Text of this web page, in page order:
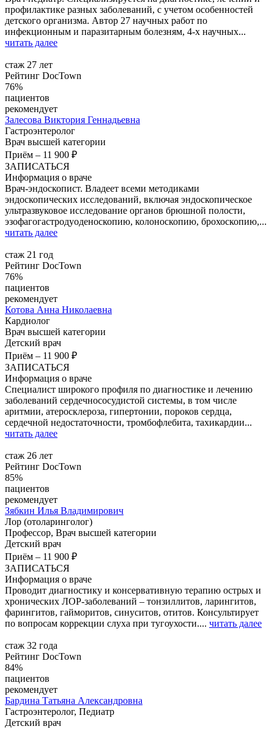
профилактике разных заболеваний, с учетом особенностей
детского организма. Автор 27 научных работ по
инфекционным и паразитарным болезням, 4-х научных...
читать далее
стаж 27 лет
Рейтинг DocTown
76%
пациентов
рекомендует
Залесова Виктория Геннадьевна
Гастроэнтеролог
Врач высшей категории
Приём – 11 900 ₽
ЗАПИСАТЬСЯ
Информация о враче
Врач-эндоскопист. Владеет всеми методиками
эндоскопических исследований, включая эндоскопическое
ультразвуковое исследование органов брюшной полости,
эзофагогастродуоденоскопию, колоноскопию, брохоскопию,...
читать далее
стаж 21 год
Рейтинг DocTown
76%
пациентов
рекомендует
Котова Анна Николаевна
Кардиолог
Врач высшей категории
Детский врач
Приём – 11 900 ₽
ЗАПИСАТЬСЯ
Информация о враче
Специалист широкого профиля по диагностике и лечению
заболеваний сердечнососудистой системы, в том числе
аритмии, атеросклероза, гипертонии, пороков сердца,
сердечной недостаточности, тромбофлебита, тахикардии...
читать далее
стаж 26 лет
Рейтинг DocTown
85%
пациентов
рекомендует
Зябкин Илья Владимирович
Лор (отоларинголог)
Профессор, Врач высшей категории
Детский врач
Приём – 11 900 ₽
ЗАПИСАТЬСЯ
Информация о враче
Проводит диагностику и консервативную терапию острых и
хронических ЛОР-заболеваний – тонзиллитов, ларингитов,
фарингитов, гайморитов, синуситов, отитов. Консультирует
по вопросам коррекции слуха при тугоухости.... читать далее
стаж 32 года
Рейтинг DocTown
84%
пациентов
рекомендует
Бардина Татьяна Александровна
Гастроэнтеролог, Педиатр
Детский врач